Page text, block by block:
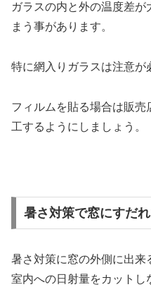
ガラスの内と外の温度差
まう事があります。
特に網入りガラスは注意が
フィルムを貼る場合は販
工するようにしましょう。
暑さ対策で窓にすだ
暑さ対策に窓の外側に出来
室内への日射量をカットし